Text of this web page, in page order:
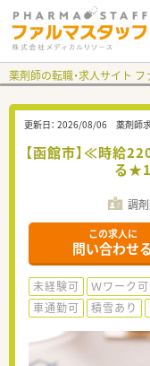
薬剤師の転職・求人サイト
更新日： 2026/08/06 薬剤師
【函館市】≪時給
る
調
この求人に
問い合わせる
未経験可 Ｗワーク可
車通勤可
積雪あり